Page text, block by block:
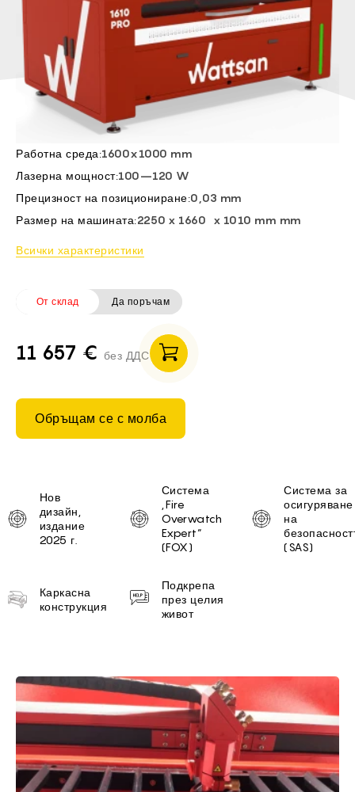
ET -
Работна среда:1600x1000 mm
Лазерна мощност:100–120 W
Прецизност на позициониране:0,03 mm
Размер на машината:2250 х 1660 х 1010 mm mm
Всички характеристики
От склад Да поръчам
11 657 € без ДДС
Обръщам се с молба
Unique selling proposition
Нов
дизайн,
издание
2025 г.
Система
„Fire
Overwatch
Expert“
(FOX)
Система за
осигуряване
на
(SAS)
Каркасна
конструкция
Подкрепа
през целия
живот
Brief of 1610 PRO